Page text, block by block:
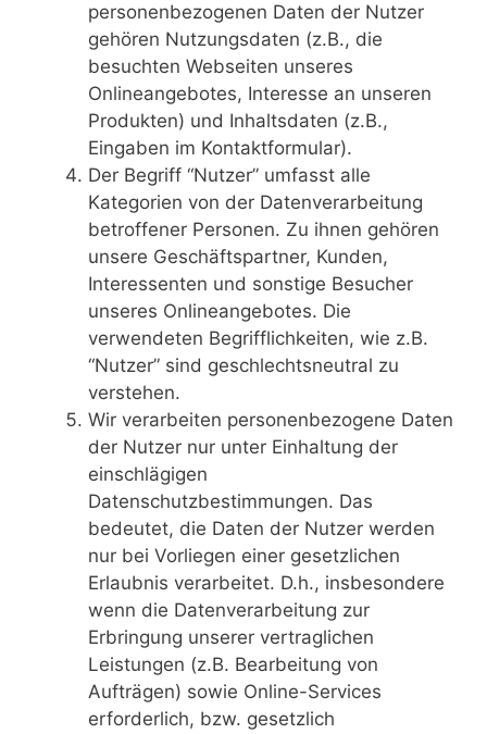
personenbezogenen Daten der Nutzer
gehören Nutzungsdaten (z.B., die
besuchten Webseiten unseres
Onlineangebotes, Interesse an unseren
Produkten) und Inhaltsdaten (z.B.,
Eingaben im Kontaktformular).
Der Begriff “Nutzer” umfasst alle
Kategorien von der Datenverarbeitung
betroffener Personen. Zu ihnen gehören
unsere Geschäftspartner, Kunden,
Interessenten und sonstige Besucher
unseres Onlineangebotes. Die
verwendeten Begrifflichkeiten, wie z.B.
“Nutzer” sind geschlechtsneutral zu
verstehen.
Wir verarbeiten personenbezogene Daten
der Nutzer nur unter Einhaltung der
einschlägigen
Datenschutzbestimmungen. Das
bedeutet, die Daten der Nutzer werden
nur bei Vorliegen einer gesetzlichen
Erlaubnis verarbeitet. D.h., insbesondere
wenn die Datenverarbeitung zur
Erbringung unserer vertraglichen
Leistungen (z.B. Bearbeitung von
Aufträgen) sowie Online-Services
erforderlich, bzw. gesetzlich